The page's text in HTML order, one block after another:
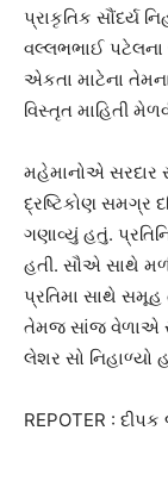
પ્રાકૃતિક સૌંદર્ય
વલ્લભભાઈ પટેલના
એકતા માટેના
વિસ્તૃત માહિતી
મહેમાનોએ સરદાર
દ્રષ્ટિકોણ સમગ્ર
ગણાવ્યું હતું.
હતી. સૌએ સાથે
પ્રતિમા સાથે સમૂહ
તેમજ સાંજ વેળાએ
લેશર સો નિહાળ્યો
REPOTER :